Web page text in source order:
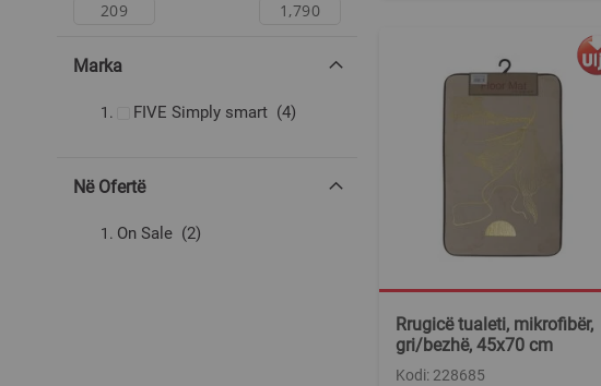
Rrugicë tualeti, mikrofibër,
gri/bezhë, 45x70 cm
Kodi: 228685
Marka
FIVE Simply smart 4produkte
Në Ofertë
On Sale 2produkte